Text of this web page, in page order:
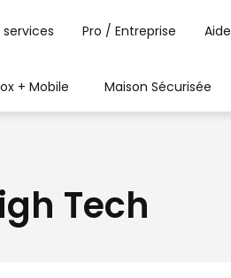
Pro / Entreprise Aide
+ Mobile Maison Sécurisée
Tech